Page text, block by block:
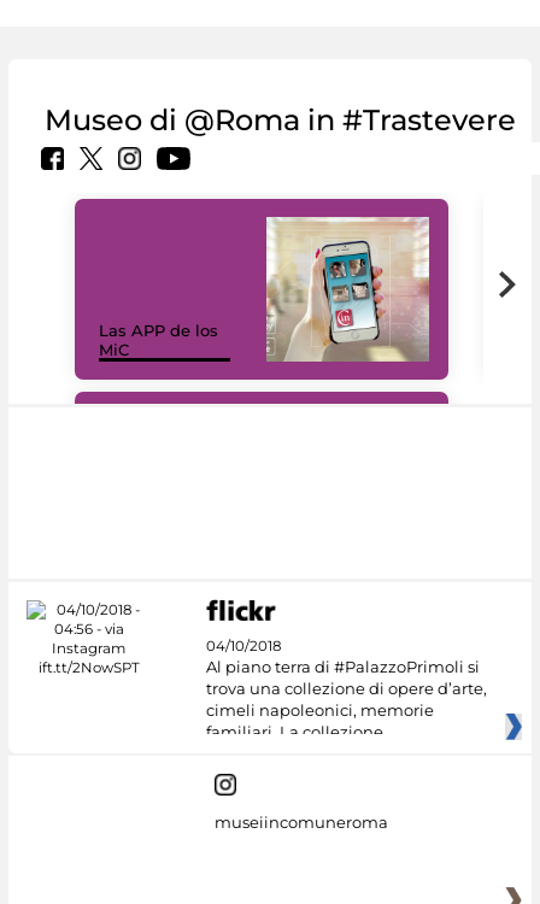
Museo di @Roma in #Trastevere
Las APP de los
MiC
04/10/2018
Al piano terra di #PalazzoPrimoli si
trova una collezione di opere d’arte,
cimeli napoleonici, memorie
familiari. La collezione
museiincomuneroma